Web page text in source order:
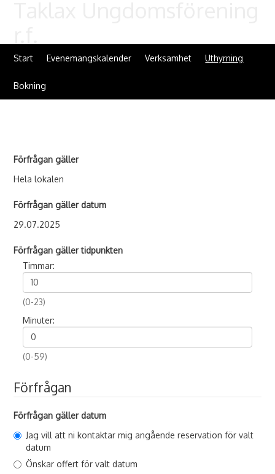
Start Evenemangskalender Verksamhet Uthyrning
Bokning
Förfrågan gäller
Hela lokalen
Förfrågan gäller datum
29.07.2025
Förfrågan gäller tidpunkten
Timmar:
(0-23)
Minuter:
(0-59)
Förfrågan
Förfrågan gäller datum
Jag vill att ni kontaktar mig angående reservation för valt
datum
Önskar offert för valt datum